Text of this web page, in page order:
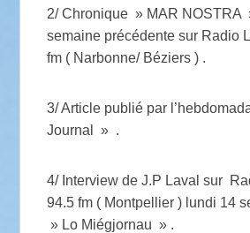
2/ Chronique » MAR NOSTRA
semaine précédente sur Radio
fm ( Narbonne/ Béziers ) .
3/ Article publié par
Journal » .
4/ Interview de J.P Laval sur
94.5 fm ( Montpellier ) lundi 14
» Lo Miégjornau » .